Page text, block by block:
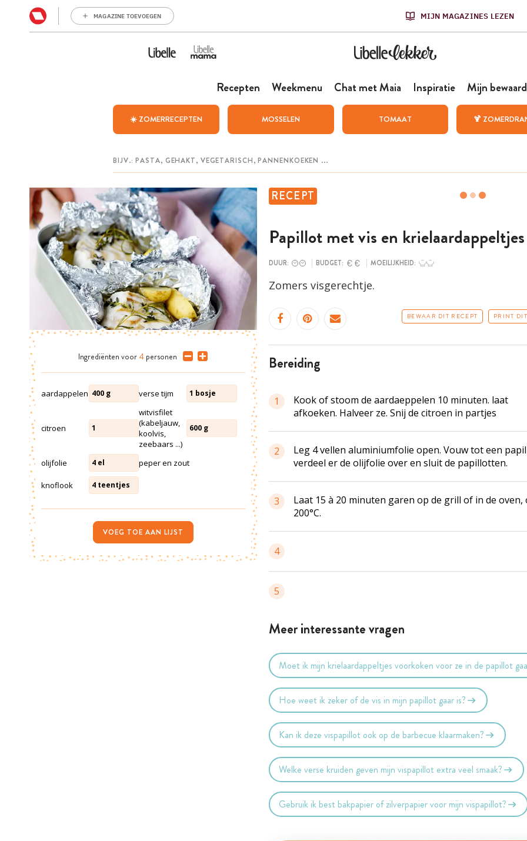
MAGAZINE TOEVOEGEN MIJN MAGAZINES LEZEN
Recepten Weekmenu Chat met Maia Inspiratie Mijn
☀️ ZOMERRECEPTEN MOSSELEN TOMAAT 🍹
RECEPT
Papillot met vis en krielaardappeltjes
DUUR: BUDGET: MOEILIJKHEID:
Zomers visgerechtje.
BEWAAR DIT RECEPT PRINT
bereiding
1
Kook of stoom de aardaeppelen 10 minuten. laat
afkoeken. Halveer ze. Snij de citroen in partjes
2
Leg 4 vellen aluminiumfolie open. Vouw tot een
verdeel er de olijfolie over en sluit de papillotten.
3
Laat 15 à 20 minuten garen op de grill of in de oven,
200°C.
4
5
Meer interessante vragen
Moet ik mijn krielaardappeltjes voorkoken voor ze in de papillot
Hoe weet ik zeker of de vis in mijn papillot gaar is?
Kan ik deze vispapillot ook op de barbecue klaarmaken?
Welke verse kruiden geven mijn vispapillot extra veel smaak?
Gebruik ik best bakpapier of zilverpapier voor mijn vispapillot?
Ingrediënten voor 4 personen
aardappelen 400 g verse tijm 1 bosje
citroen 1
witvisfilet
(kabeljauw,
koolvis,
zeebaars ...)
600 g
olijfolie 4 el peper en zout
knoflook 4 teentjes
VOEG TOE AAN LIJST